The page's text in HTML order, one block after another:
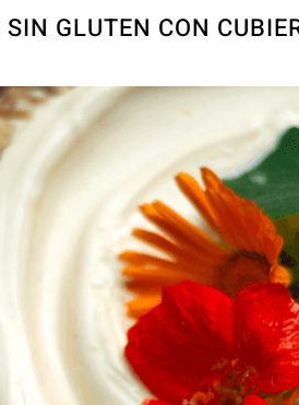
GLUTEN CON